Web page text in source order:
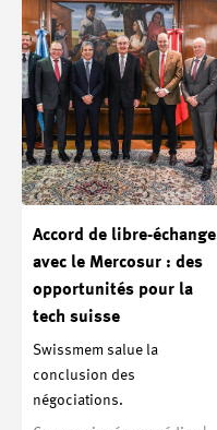
Accord de libre-échange
avec le Mercosur : des
opportunités pour la
tech suisse
Swissmem salue la
conclusion des
négociations.